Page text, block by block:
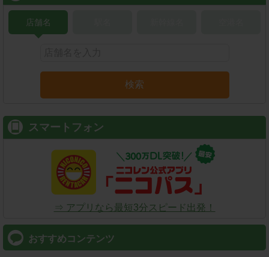
店舗名
検索
スマートフォン
⇒ アプリなら最短3分スピード出発！
おすすめコンテンツ